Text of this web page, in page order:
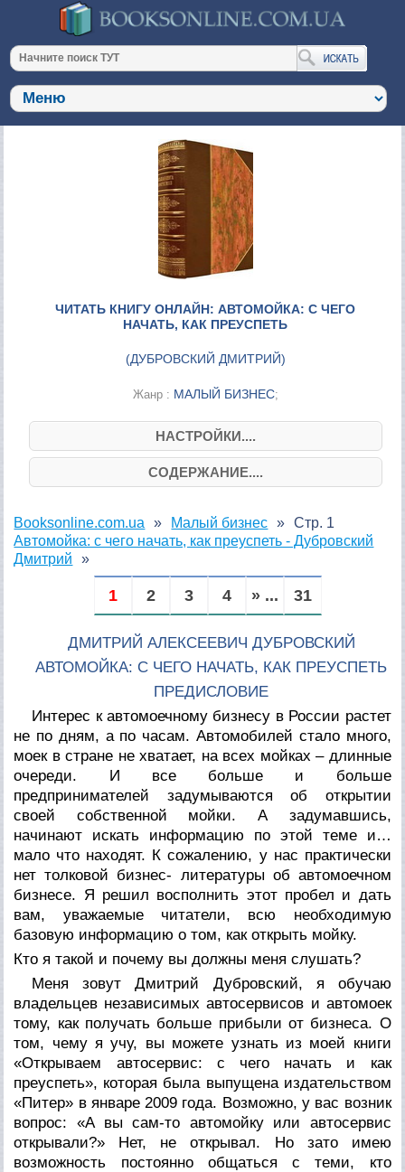
ЧИТАТЬ КНИГУ ОНЛАЙН: АВТОМОЙКА: С ЧЕГО
НАЧАТЬ, КАК ПРЕУСПЕТЬ
(ДУБРОВСКИЙ ДМИТРИЙ)
Жанр : МАЛЫЙ БИЗНЕС;
НАСТРОЙКИ....
СОДЕРЖАНИЕ....
Booksonline.com.ua
Малый бизнес
Автомойка: с чего начать, как преуспеть - Дубровский
Дмитрий
Стр. 1
1 2 3 4 » ... 31
ДМИТРИЙ АЛЕКСЕЕВИЧ ДУБРОВСКИЙ
АВТОМОЙКА: С ЧЕГО НАЧАТЬ, КАК ПРЕУСПЕТЬ
ПРЕДИСЛОВИЕ
Интерес к автомоечному бизнесу в России растет
не по дням, а по часам. Автомобилей стало много,
моек в стране не хватает, на всех мойках – длинные
очереди. И все больше и больше
предпринимателей задумываются об открытии
своей собственной мойки. А задумавшись,
начинают искать информацию по этой теме и…
мало что находят. К сожалению, у нас практически
нет толковой бизнес- литературы об автомоечном
бизнесе. Я решил восполнить этот пробел и дать
вам, уважаемые читатели, всю необходимую
базовую информацию о том, как открыть мойку.
Кто я такой и почему вы должны меня слушать?
Меня зовут Дмитрий Дубровский, я обучаю
владельцев независимых автосервисов и автомоек
тому, как получать больше прибыли от бизнеса. О
том, чему я учу, вы можете узнать из моей книги
«Открываем автосервис: с чего начать и как
преуспеть», которая была выпущена издательством
«Питер» в январе 2009 года. Возможно, у вас возник
вопрос: «А вы сам-то автомойку или автосервис
открывали?» Нет, не открывал. Но зато имею
возможность постоянно общаться с теми, кто